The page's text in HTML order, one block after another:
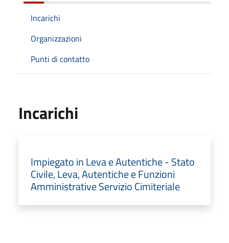
Incarichi
Organizzazioni
Punti di contatto
Incarichi
Impiegato in Leva e Autentiche - Stato
Civile, Leva, Autentiche e Funzioni
Amministrative Servizio Cimiteriale